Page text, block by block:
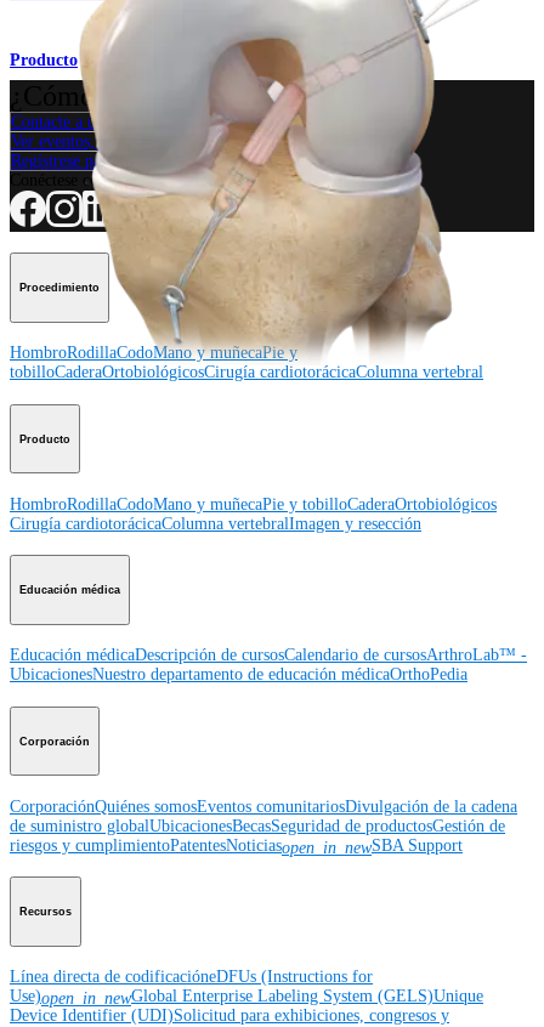
Producto
¿Cómo podemos ayudarlo?
Contacte a un representante
Ver eventos, laboratorios y oportunidades educativas
Regístrese para recibir: ¿Qué hay de nuevo en Arthrex?
Conéctese con nosotros
Procedimiento
HombroRodillaCodoMano y muñecaPie y
tobilloCaderaOrtobiológicosCirugía cardiotorácicaColumna vertebral
Producto
HombroRodillaCodoMano y muñecaPie y tobilloCaderaOrtobiológicos
Cirugía cardiotorácicaColumna vertebralImagen y resección
Educación médica
Educación médicaDescripción de cursosCalendario de cursosArthroLab™ -
UbicacionesNuestro departamento de educación médicaOrthoPedia
Corporación
CorporaciónQuiénes somosEventos comunitariosDivulgación de la cadena
de suministro globalUbicacionesBecasSeguridad de productosGestión de
riesgos y cumplimientoPatentesNoticiasopen_in_newSBA Support
Recursos
Línea directa de codificacióneDFUs (Instructions for
Use)open_in_newGlobal Enterprise Labeling System (GELS)Unique
Device Identifier (UDI)Solicitud para exhibiciones, congresos y